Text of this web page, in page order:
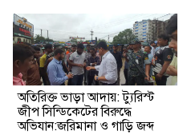
অতিরিক্ত ভাড়া আদায়: ট্যুরিস্ট
জীপ সিন্ডিকেটের বিরুদ্ধে
অভিযান:জরিমানা ও গাড়ি জব্দ